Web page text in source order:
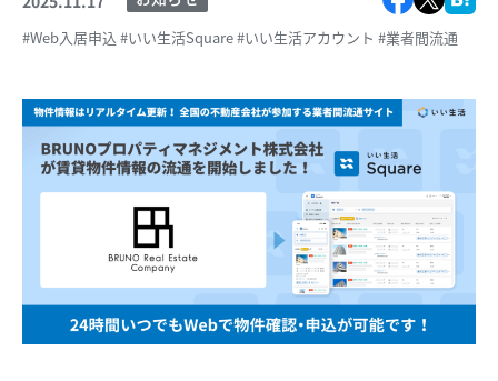
#Web入居申込 #いい生活Square#いい生活アカウント #業者間流通